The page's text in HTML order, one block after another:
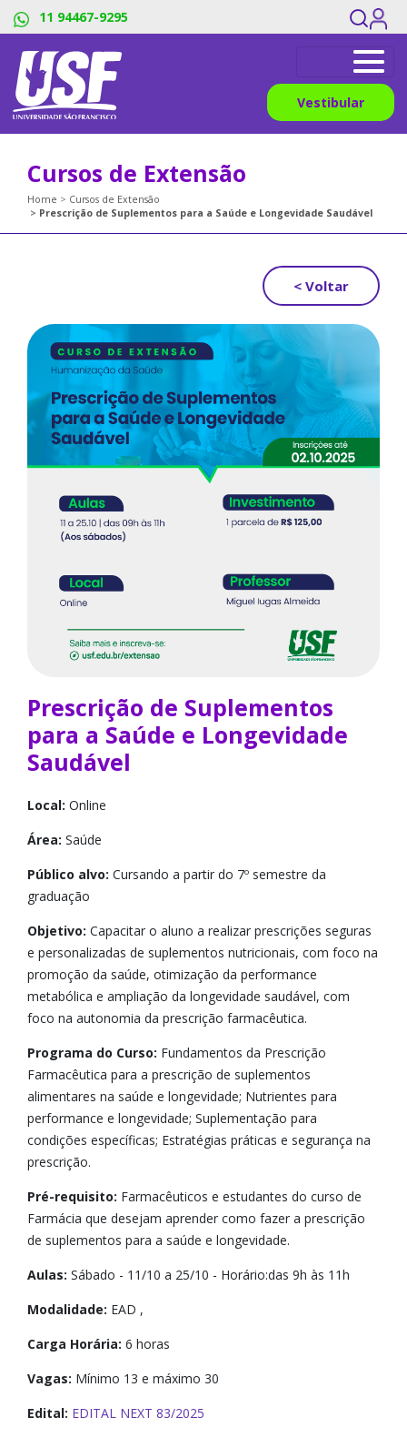
11 94467-9295
Vestibular
Cursos de Extensão
Home
Cursos de Extensão
Prescrição de Suplementos para a Saúde e Longevidade Saudável
< Voltar
Prescrição de Suplementos
para a Saúde e Longevidade
Saudável
Local: Online
Área: Saúde
Público alvo: Cursando a partir do 7º semestre da
graduação
Objetivo: Capacitar o aluno a realizar prescrições seguras
e personalizadas de suplementos nutricionais, com foco na
promoção da saúde, otimização da performance
metabólica e ampliação da longevidade saudável, com
foco na autonomia da prescrição farmacêutica.
Programa do Curso: Fundamentos da Prescrição
Farmacêutica para a prescrição de suplementos
alimentares na saúde e longevidade; Nutrientes para
performance e longevidade; Suplementação para
condições específicas; Estratégias práticas e segurança na
prescrição.
Pré-requisito: Farmacêuticos e estudantes do curso de
Farmácia que desejam aprender como fazer a prescrição
de suplementos para a saúde e longevidade.
Aulas: Sábado - 11/10 a 25/10 - Horário:das 9h às 11h
Modalidade: EAD ,
Carga Horária: 6 horas
Vagas: Mínimo 13 e máximo 30
Edital: EDITAL NEXT 83/2025